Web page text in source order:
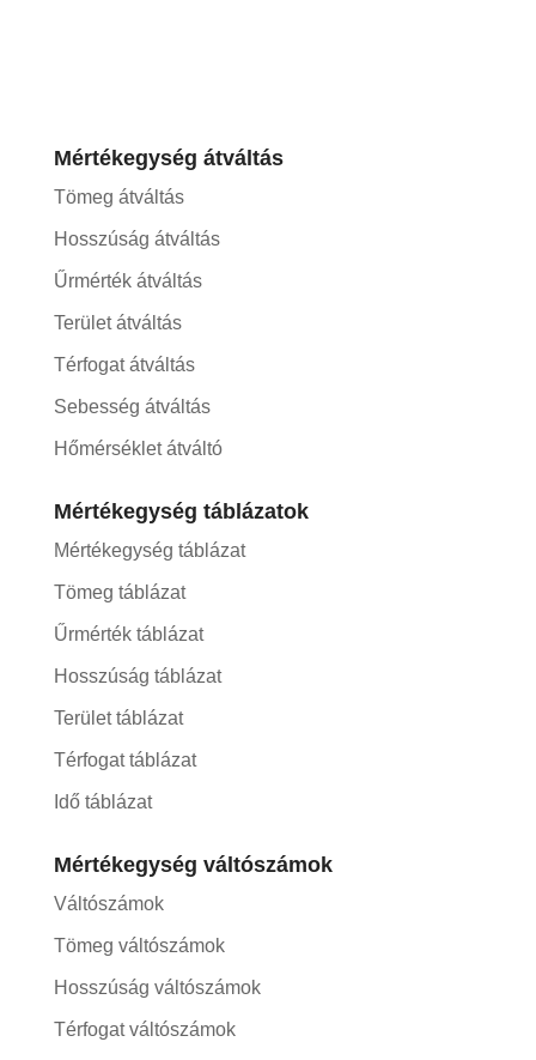
Mértékegység átváltás
Tömeg átváltás
Hosszúság átváltás
Űrmérték átváltás
Terület átváltás
Térfogat átváltás
Sebesség átváltás
Hőmérséklet átváltó
Mértékegység táblázatok
Mértékegység táblázat
Tömeg táblázat
Űrmérték táblázat
Hosszúság táblázat
Terület táblázat
Térfogat táblázat
Idő táblázat
Mértékegység váltószámok
Váltószámok
Tömeg váltószámok
Hosszúság váltószámok
Térfogat váltószámok